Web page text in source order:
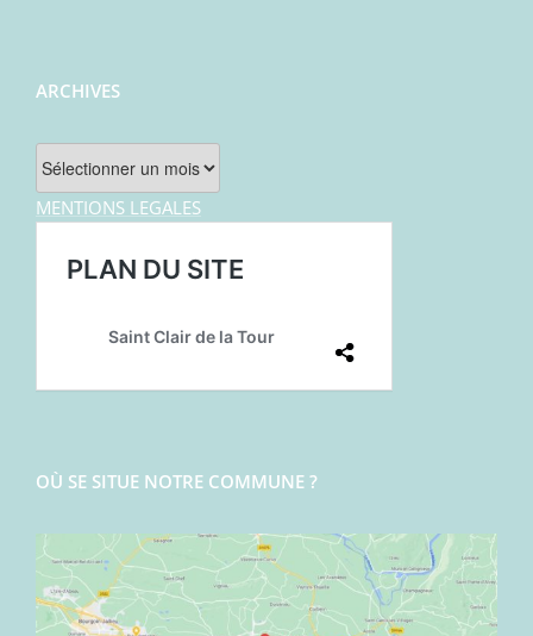
ARCHIVES
Archives
MENTIONS LEGALES
OÙ SE SITUE NOTRE COMMUNE ?